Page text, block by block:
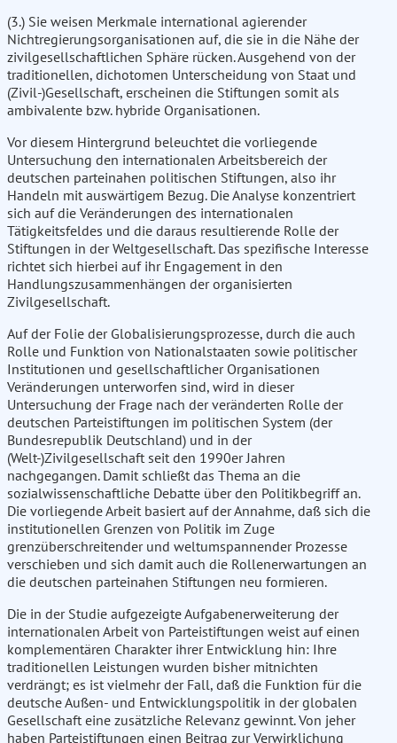
(3.) Sie weisen Merkmale international agierender
Nichtregierungsorganisationen auf, die sie in die Nähe der
zivilgesellschaftlichen Sphäre rücken. Ausgehend von der
traditionellen, dichotomen Unterscheidung von Staat und
(Zivil-)Gesellschaft, erscheinen die Stiftungen somit als
ambivalente bzw. hybride Organisationen.
Vor diesem Hintergrund beleuchtet die vorliegende
Untersuchung den internationalen Arbeitsbereich der
deutschen parteinahen politischen Stiftungen, also ihr
Handeln mit auswärtigem Bezug. Die Analyse konzentriert
sich auf die Veränderungen des internationalen
Tätigkeitsfeldes und die daraus resultierende Rolle der
Stiftungen in der Weltgesellschaft. Das spezifische Interesse
richtet sich hierbei auf ihr Engagement in den
Handlungszusammenhängen der organisierten
Zivilgesellschaft.
Auf der Folie der Globalisierungsprozesse, durch die auch
Rolle und Funktion von Nationalstaaten sowie politischer
Institutionen und gesellschaftlicher Organisationen
Veränderungen unterworfen sind, wird in dieser
Untersuchung der Frage nach der veränderten Rolle der
deutschen Parteistiftungen im politischen System (der
Bundesrepublik Deutschland) und in der
(Welt-)Zivilgesellschaft seit den 1990er Jahren
nachgegangen. Damit schließt das Thema an die
sozialwissenschaftliche Debatte über den Politikbegriff an.
Die vorliegende Arbeit basiert auf der Annahme, daß sich die
institutionellen Grenzen von Politik im Zuge
grenzüberschreitender und weltumspannender Prozesse
verschieben und sich damit auch die Rollenerwartungen an
die deutschen parteinahen Stiftungen neu formieren.
Die in der Studie aufgezeigte Aufgabenerweiterung der
internationalen Arbeit von Parteistiftungen weist auf einen
komplementären Charakter ihrer Entwicklung hin: Ihre
traditionellen Leistungen wurden bisher mitnichten
verdrängt; es ist vielmehr der Fall, daß die Funktion für die
deutsche Außen- und Entwicklungspolitik in der globalen
Gesellschaft eine zusätzliche Relevanz gewinnt. Von jeher
haben Parteistiftungen einen Beitrag zur Verwirklichung